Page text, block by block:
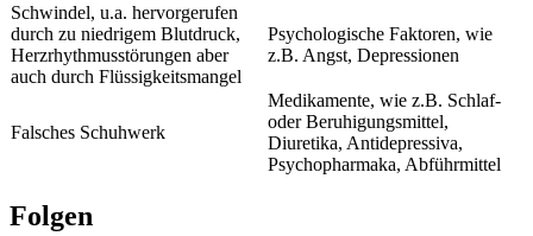
Schwindel, u.a. hervorgerufen
durch zu niedrigem Blutdruck,
Herzrhythmusstörungen aber
auch durch Flüssigkeitsmangel
Psychologische Faktoren, wie
z.B. Angst, Depressionen
Falsches Schuhwerk
Medikamente, wie z.B. Schlaf-
oder Beruhigungsmittel,
Diuretika, Antidepressiva,
Psychopharmaka, Abführmittel
Folgen